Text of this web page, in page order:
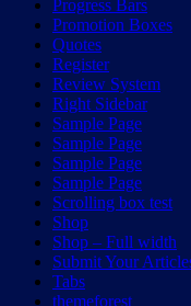
Progress Bars
Promotion Boxes
Quotes
Register
Review System
Right Sidebar
Sample Page
Sample Page
Sample Page
Sample Page
Scrolling box test
Shop
Shop – Full width
Submit Your
Tabs
themeforest